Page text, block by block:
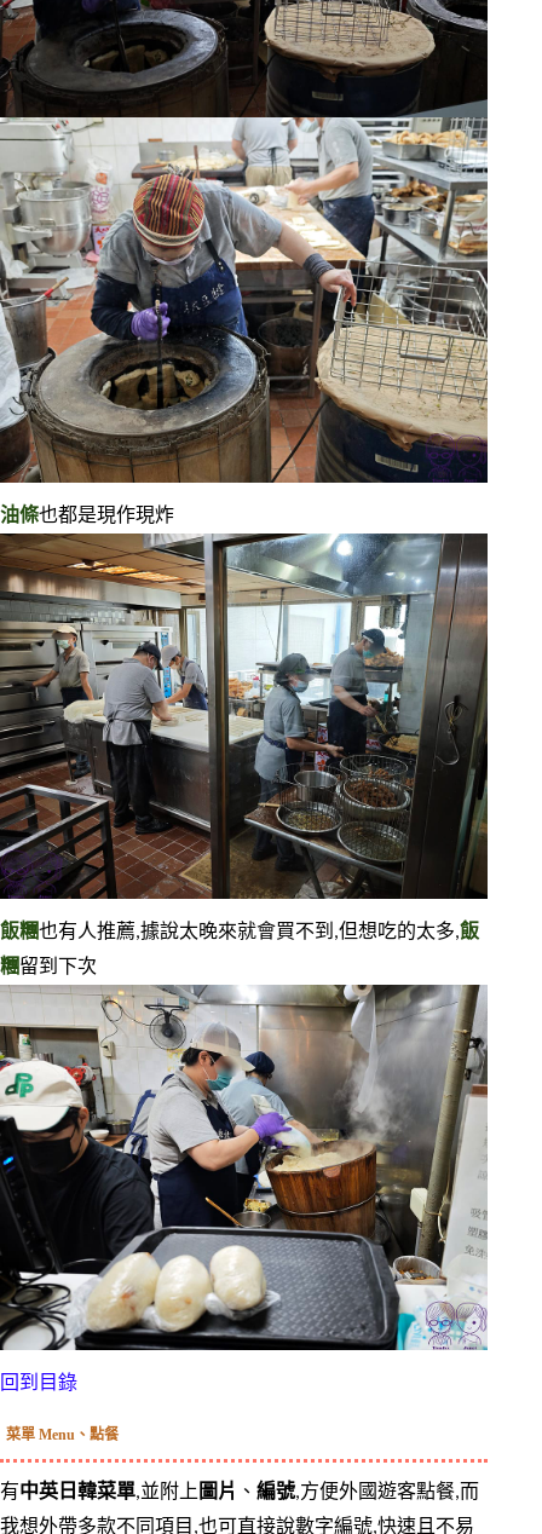
油條也都是現作現炸
飯糰也有人推薦,據說太晚來就會買不到,但想吃的太多,飯
糰留到下次
回到目錄
菜單 Menu、點餐
有中英日韓菜單,並附上 圖片 、 編號,方便外國遊客點餐,而
我想外帶多款不同項目,也可直接說數字編號,快速且不易